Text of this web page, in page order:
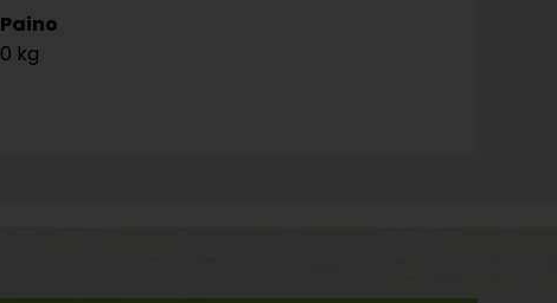
Paino
0 kg